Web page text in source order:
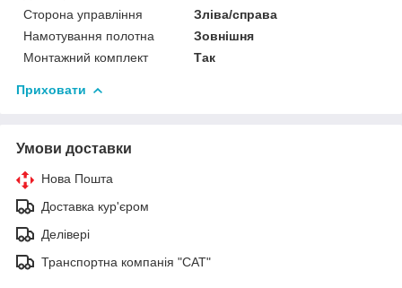
Сторона управління
Зліва/справа
Намотування полотна
Зовнішня
Монтажний комплект
Так
Приховати
Умови доставки
Нова Пошта
Доставка кур'єром
Делівері
Транспортна компанія "САТ"